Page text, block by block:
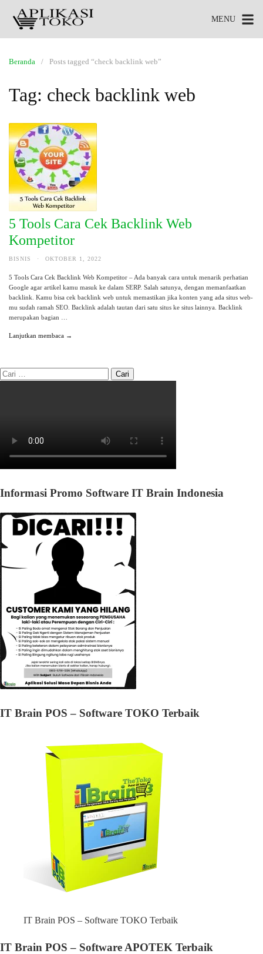
MENU
Beranda Posts tagged “check backlink web”
Tag: check backlink web
5 Tools Cara Cek Backlink Web
Kompetitor
BISNIS · OKTOBER 1, 2022
5 Tools Cara Cek Backlink Web Kompetitor – Ada banyak cara untuk menarik perhatian
Google agar artikel kamu masuk ke dalam SERP. Salah satunya, dengan memanfaatkan
backlink. Kamu bisa cek backlink web untuk memastikan jika konten yang ada situs web-
mu sudah ramah SEO. Backlink adalah tautan dari satu situs ke situs lainnya. Backlink
merupakan bagian …
Lanjutkan membaca →
Informasi Promo Software IT Brain Indonesia
IT Brain POS – Software TOKO Terbaik
IT Brain POS – Software TOKO Terbaik
IT Brain POS – Software APOTEK Terbaik